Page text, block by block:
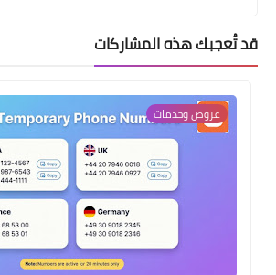
قد تُعجبك هذه المشاركات
عروض وخدمات